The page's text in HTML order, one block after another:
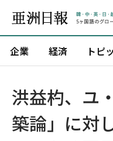
企業 経済 トピ
洪益杓、ユ
築論」に対